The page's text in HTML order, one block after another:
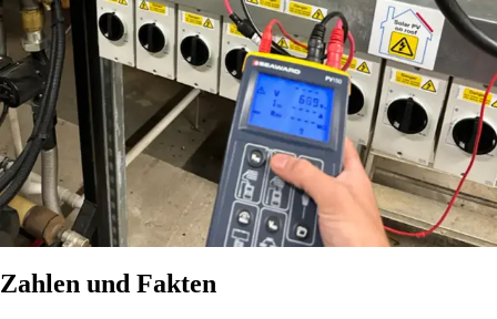
Zahlen und Fakten